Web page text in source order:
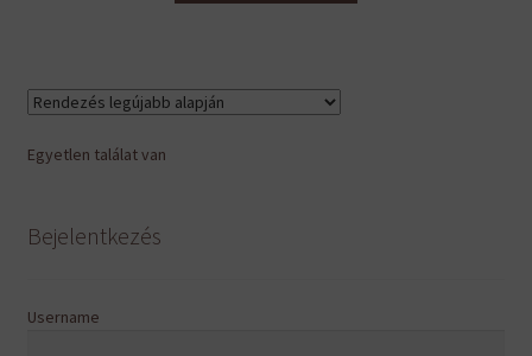
Egyetlen találat van
Bejelentkezés
Username